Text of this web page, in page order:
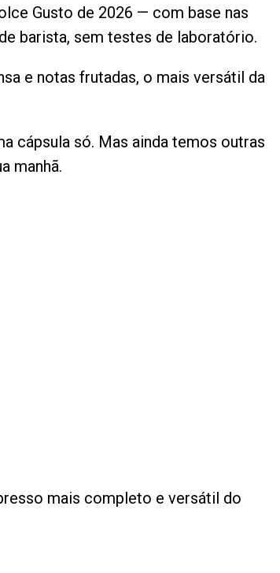
Gusto de 2026 — com base nas
barista, sem testes de laboratório.
e notas frutadas, o mais versátil da
cápsula só. Mas ainda temos outras
manhã.
mais completo e versátil do